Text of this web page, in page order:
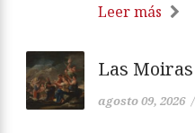
Leer más
Las
agosto 09, 2026 /